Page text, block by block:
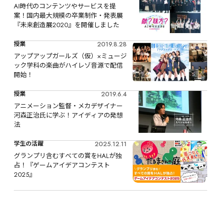
AI時代のコンテンツやサービスを提
案！国内最大規模の卒業制作・発表展
『未来創造展2020』を開催しました
授業
2019.8.28
アップアップガールズ（仮）×ミュージ
ック学科の楽曲がハイレゾ音源で配信
開始！
授業
2019.6.4
アニメーション監督・メカデザイナー
河森正治氏に学ぶ！アイディアの発想
法
学生の活躍
2025.12.11
グランプリ含むすべての賞をHALが独
占！『ゲームアイデアコンテスト
2025』